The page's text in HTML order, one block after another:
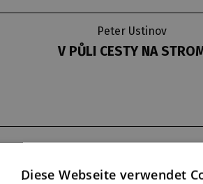
Peter Ustinov
V PŮLI CESTY NA
4. 6. 1968
Diese Webseite verwendet